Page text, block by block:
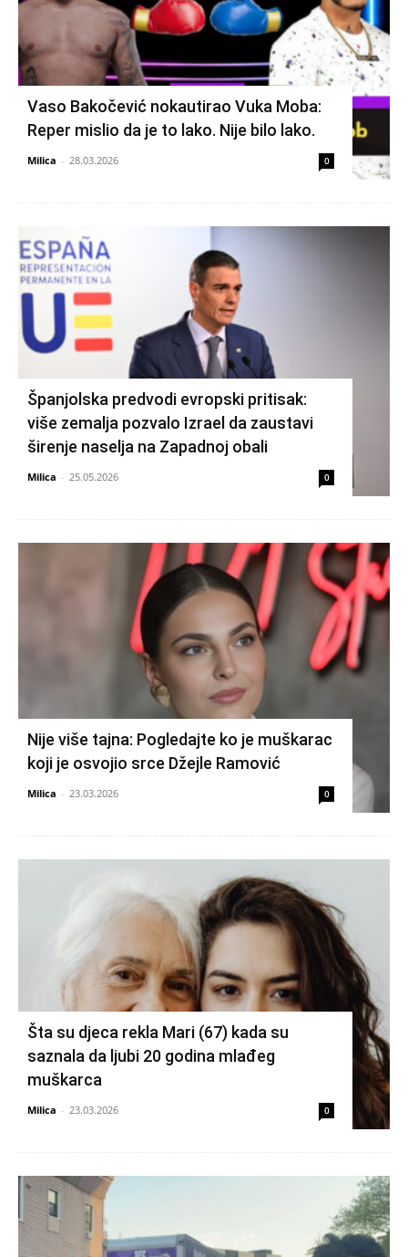
Vaso Bakočević nokautirao Vuka Moba:
Reper mislio da je to lako. Nije bilo lako.
Milica - 28.03.2026 0
Španjolska predvodi evropski pritisak:
više zemalja pozvalo Izrael da zaustavi
širenje naselja na Zapadnoj obali
Milica - 25.05.2026 0
Nije više tajna: Pogledajte ko je muškarac
koji je osvojio srce Džejle Ramović
Milica - 23.03.2026 0
Šta su djeca rekla Mari (67) kada su
saznala da ljubi 20 godina mlađeg
muškarca
Milica - 23.03.2026 0